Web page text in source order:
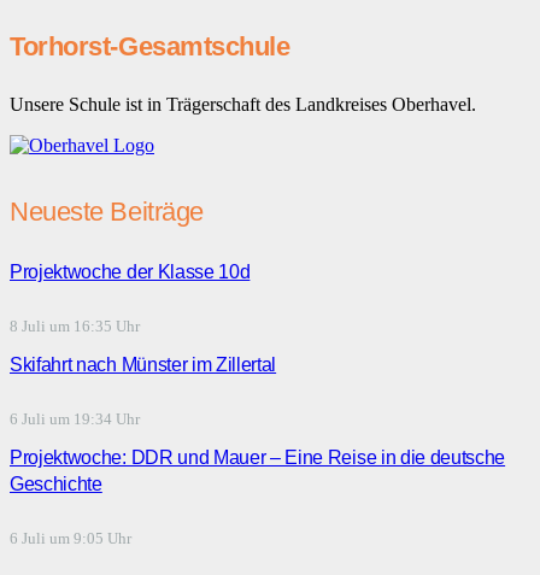
Torhorst-Gesamtschule
Unsere Schule ist in Trägerschaft des Landkreises Oberhavel.
Neueste Beiträge
Projektwoche der Klasse 10d
8 Juli um 16:35 Uhr
Skifahrt nach Münster im Zillertal
6 Juli um 19:34 Uhr
Projektwoche: DDR und Mauer – Eine Reise in die deutsche
Geschichte
6 Juli um 9:05 Uhr